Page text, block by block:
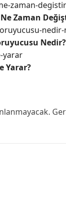
Zaman
Yarar?